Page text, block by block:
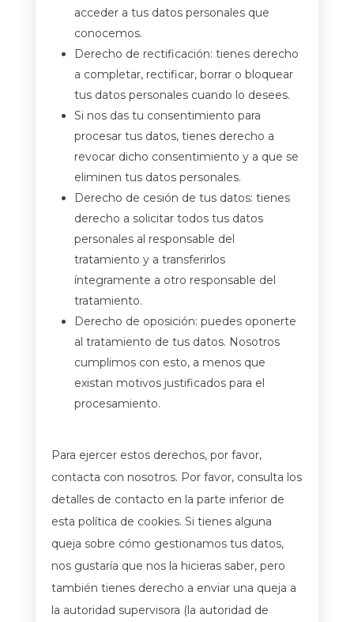
acceder a tus datos personales que
conocemos.
Derecho de rectificación: tienes derecho
a completar, rectificar, borrar o bloquear
tus datos personales cuando lo desees.
Si nos das tu consentimiento para
procesar tus datos, tienes derecho a
revocar dicho consentimiento y a que se
eliminen tus datos personales.
Derecho de cesión de tus datos: tienes
derecho a solicitar todos tus datos
personales al responsable del
tratamiento y a transferirlos
íntegramente a otro responsable del
tratamiento.
Derecho de oposición: puedes oponerte
al tratamiento de tus datos. Nosotros
cumplimos con esto, a menos que
existan motivos justificados para el
procesamiento.
Para ejercer estos derechos, por favor,
contacta con nosotros. Por favor, consulta los
detalles de contacto en la parte inferior de
esta política de cookies. Si tienes alguna
queja sobre cómo gestionamos tus datos,
nos gustaría que nos la hicieras saber, pero
también tienes derecho a enviar una queja a
la autoridad supervisora (la autoridad de